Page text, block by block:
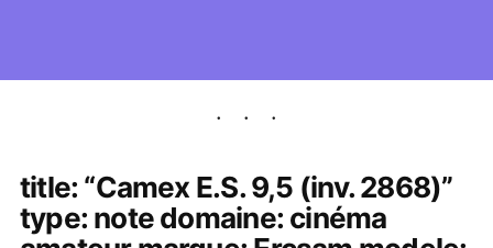
title: “Camex E.S. 9,5 (inv. 2868)”
type: note domaine: cinéma